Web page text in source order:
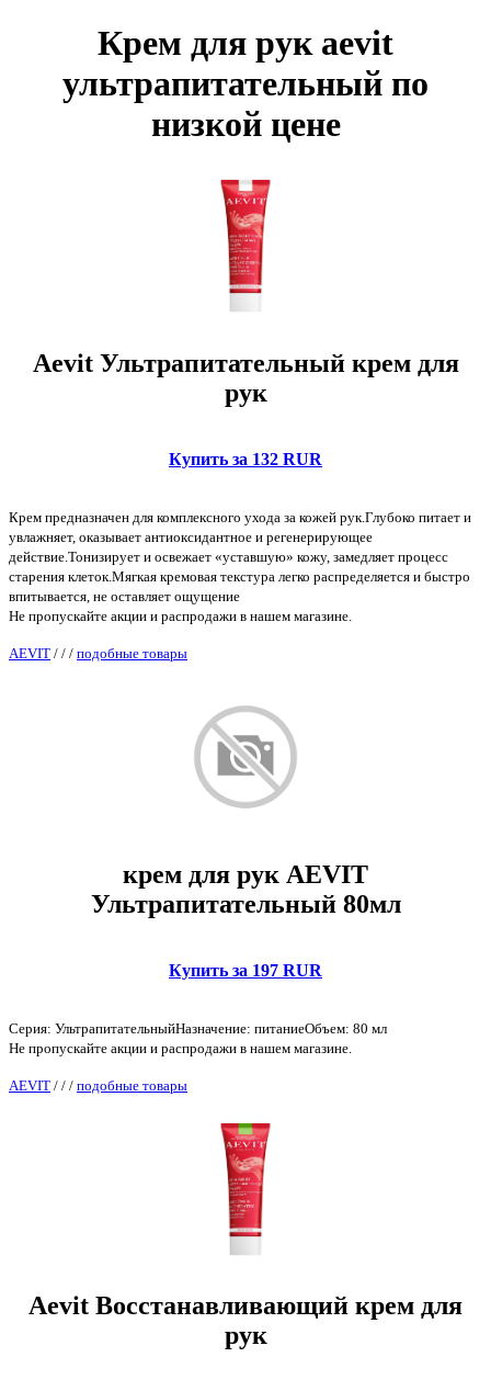
Крем для рук aevit
ультрапитательный по
низкой цене
Aevit Ультрапитательный крем для
рук
Купить за 132 RUR
Крем предназначен для комплексного ухода за кожей рук.Глубоко питает и
увлажняет, оказывает антиоксидантное и регенерирующее
действие.Тонизирует и освежает «уставшую» кожу, замедляет процесс
старения клеток.Мягкая кремовая текстура легко распределяется и быстро
впитывается, не оставляет ощущение
Не пропускайте акции и распродажи в нашем магазине.
AEVIT / / / подобные товары
крем для рук AEVIT
Ультрапитательный 80мл
Купить за 197 RUR
Серия: УльтрапитательныйНазначение: питаниеОбъем: 80 мл
Не пропускайте акции и распродажи в нашем магазине.
AEVIT / / / подобные товары
Aevit Восстанавливающий крем для
рук